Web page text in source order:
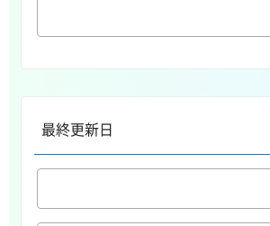
最終更新日